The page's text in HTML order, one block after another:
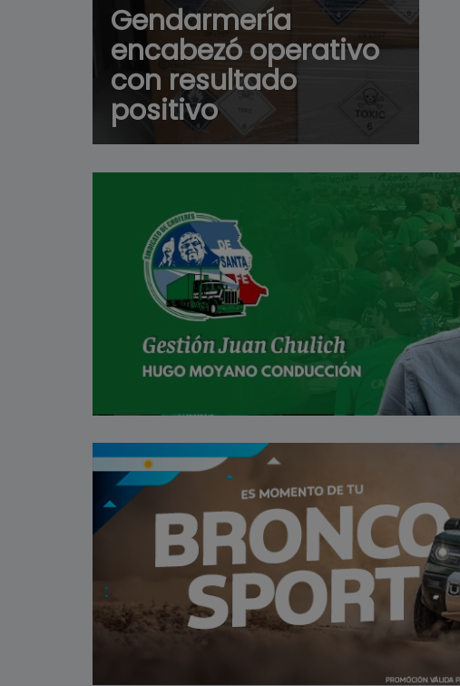
Gendarmería
encabezó operativo
con resultado
positivo